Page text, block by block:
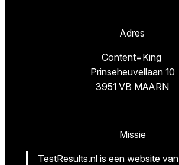
Adres
Content=King
Prinseheuvellaan 10
3951 VB MAARN
Missie
TestResults.nl is een website van